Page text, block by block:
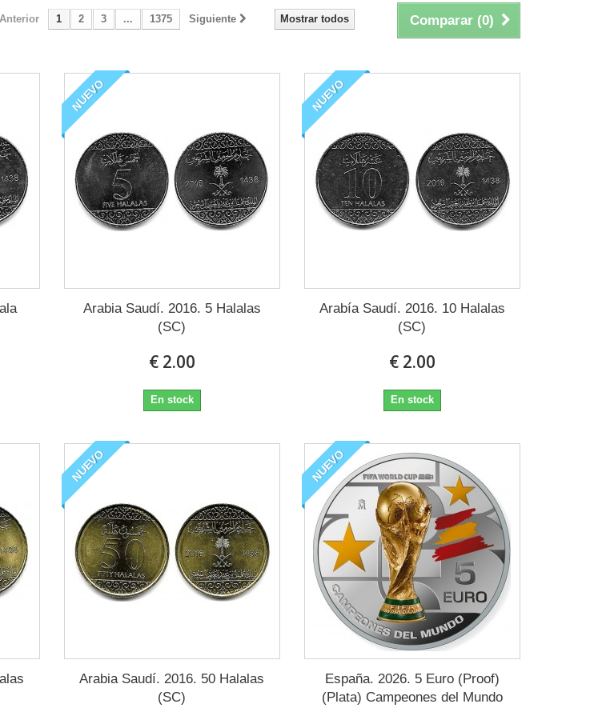
Comparar (0)
Mostrar todos
Anterior 1 2 3 ... 1375 Siguiente
NUEVO
Arabia Saudí. 2016. 5 Halalas
(SC)
€ 2.00
En stock
NUEVO
Arabía Saudí. 2016. 10 Halalas
(SC)
€ 2.00
En stock
NUEVO
Arabia Saudí. 2016. 50 Halalas
(SC)
NUEVO
España. 2026. 5 Euro (Proof)
(Plata) Campeones del Mundo